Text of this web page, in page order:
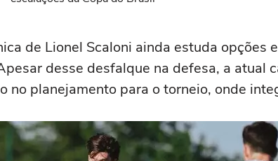
de Lionel Scaloni ainda estuda opções
desse desfalque na defesa, a atual
no planejamento para o torneio, onde